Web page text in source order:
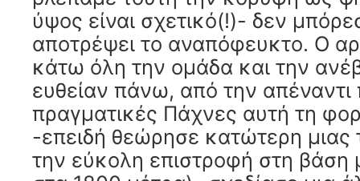
ύψος είναι σχετικό(!)- δεν
αποτρέψει το αναπόφευκτο. Ο
κάτω όλη την ομάδα και την
ευθείαν πάνω, από την απέναντι
πραγματικές Πάχνες αυτή τη
-επειδή θεώρησε κατώτερη μιας
την εύκολη επιστροφή στη βάση